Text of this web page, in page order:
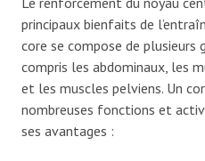
principaux bienfaits de
core se compose de plusieurs
compris les abdominaux, les
et les muscles pelviens. Un
nombreuses fonctions et
ses avantages :